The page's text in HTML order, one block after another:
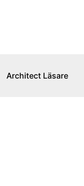
Architect Läsare